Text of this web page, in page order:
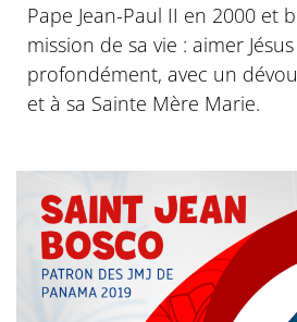
Pape Jean-Paul II en 2000 et
mission de sa vie : aimer
profondément, avec un
et à sa Sainte Mère Marie.